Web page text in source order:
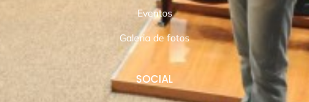
Eventos
Galeria de fotos
SOCIAL